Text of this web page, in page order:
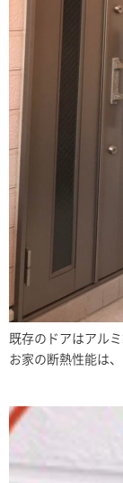
既存のドアはアル
お家の断熱性能は